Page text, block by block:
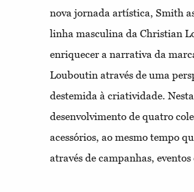
nova jornada artística, Smith
linha masculina da Christian
enriquecer a narrativa da
Louboutin através de uma
destemida à criatividade.
desenvolvimento de quatro
acessórios, ao mesmo tempo
através de campanhas,